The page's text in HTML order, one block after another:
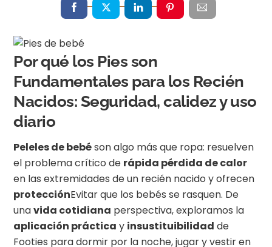
Por qué los Pies son
Fundamentales para los Recién
Nacidos: Seguridad, calidez y uso
diario
Peleles de bebéson algo más que ropa: resuelven
el problema crítico de rápida pérdida de calor
en las extremidades de un recién nacido y ofrecen
protecciónEvitar que los bebés se rasquen. De
unavida cotidiana perspectiva, exploramos la
aplicación práctica y insustituibilidad de
Footies para dormir por la noche, jugar y vestir en